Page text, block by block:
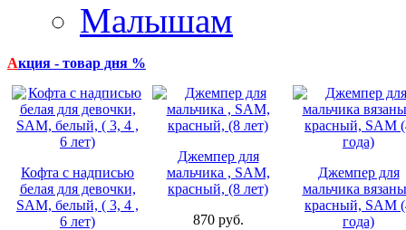
Малышам
Акция - товар дня %
Кофта с надписью
белая для девочки,
SAM, белый, ( 3, 4 ,
6 лет)
Джемпер для
мальчика , SAM,
красный, (8 лет)
870 руб.
Джемпер для
мальчика
красный, SAM
года)